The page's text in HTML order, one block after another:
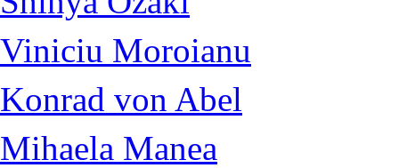
Viniciu Moroianu
Konrad von Abel
Mihaela Manea